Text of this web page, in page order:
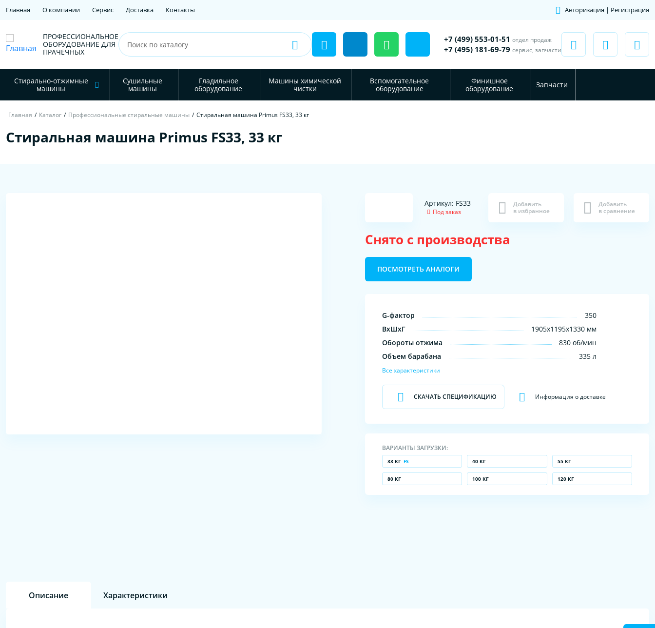
Главная О компании Сервис Доставка Контакты Авторизация | Регистрация
ПРОФЕССИОНАЛЬНОЕ
ОБОРУДОВАНИЕ ДЛЯ
ПРАЧЕЧНЫХ
+7 (499) 553-01-51 отдел продаж
+7 (495) 181-69-79 сервис, запчасти
Стирально-отжимные
машины
Сушильные
машины
Гладильное
оборудование
Машины химической
чистки
Вспомогательное
оборудование
Финишное
оборудование
Запчасти
Главная / Каталог / Профессиональные стиральные машины / Стиральная машина Primus FS33, 33 кг
Стиральная машина Primus FS33, 33 кг
Артикул: FS33
Под заказ
Добавить
в избранное
Добавить
в сравнение
Снято с производства
ПОСМОТРЕТЬ АНАЛОГИ
G-фактор
350
ВхШхГ
1905x1195x1330 мм
Обороты отжима
830 об/мин
Объем барабана
335 л
Все характеристики
СКАЧАТЬ СПЕЦИФИКАЦИЮ Информация о доставке
ВАРИАНТЫ ЗАГРУЗКИ:
33 КГ FS 40 КГ 55 КГ
80 КГ 100 КГ 120 КГ
Описание Характеристики